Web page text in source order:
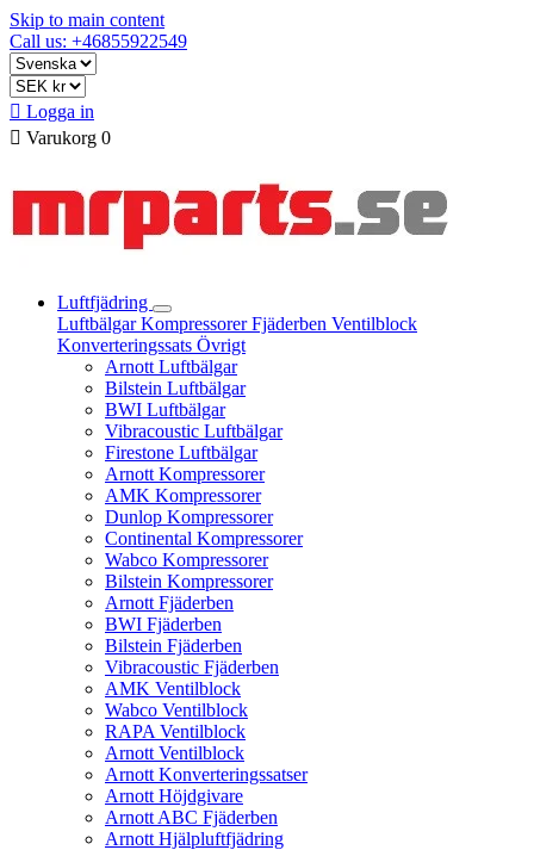
Skip to main content
Call us: +46855922549
 Logga in
 Varukorg 0
Luftfjädring
LuftbälgarKompressorerFjäderben Ventilblock
Konverteringssats Övrigt
Arnott Luftbälgar
Bilstein Luftbälgar
BWI Luftbälgar
Vibracoustic Luftbälgar
Firestone Luftbälgar
Arnott Kompressorer
AMK Kompressorer
Dunlop Kompressorer
Continental Kompressorer
Wabco Kompressorer
Bilstein Kompressorer
Arnott Fjäderben
BWI Fjäderben
Bilstein Fjäderben
Vibracoustic Fjäderben
AMK Ventilblock
Wabco Ventilblock
RAPA Ventilblock
Arnott Ventilblock
Arnott Konverteringssatser
Arnott Höjdgivare
Arnott ABC Fjäderben
Arnott Hjälpluftfjädring